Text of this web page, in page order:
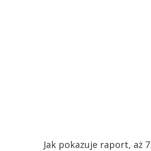
Jak pokazuje raport, aż